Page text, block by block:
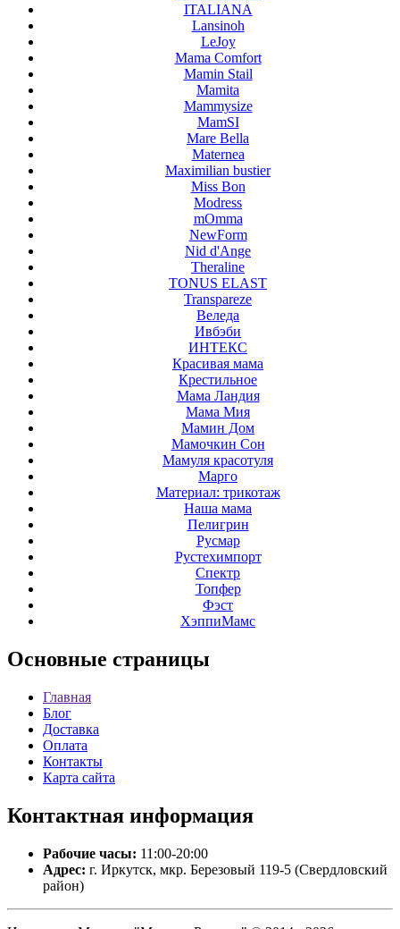
ITALIANA
Lansinoh
LeJoy
Mama Comfort
Mamin Stail
Mamita
Mammysize
MamSI
Mare Bella
Maternea
Maximilian bustier
Miss Bon
Modress
mOmma
NewForm
Nid d'Ange
Theraline
TONUS ELAST
Transpareze
Веледа
Ивбэби
ИНТЕКС
Красивая мама
Крестильное
Мама Ландия
Мама Мия
Мамин Дом
Мамочкин Сон
Мамуля красотуля
Марго
Материал: трикотаж
Наша мама
Пелигрин
Русмар
Рустехимпорт
Спектр
Топфер
Фэст
ХэппиМамс
Основные страницы
Главная
Блог
Доставка
Оплата
Контакты
Карта сайта
Контактная информация
Рабочие часы: 11:00-20:00
Адрес: г. Иркутск, мкр. Березовый 119-5 (Свердловский
район)